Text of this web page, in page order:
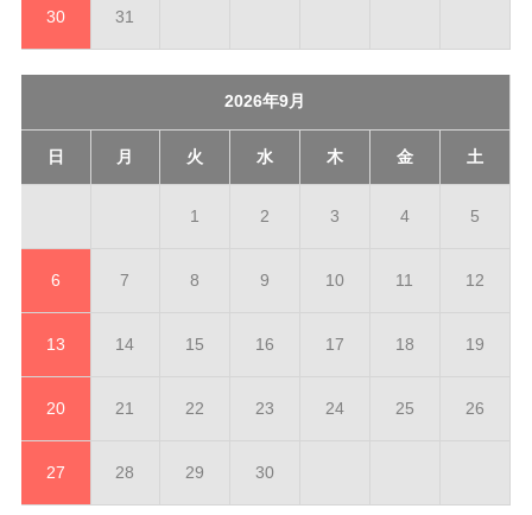
30 31
2026年9月
日 月 火 水 木 金 土
1 2 3 4 5
6 7 8 9 10 11 12
13 14 15 16 17 18 19
20 21 22 23 24 25 26
27 28 29 30